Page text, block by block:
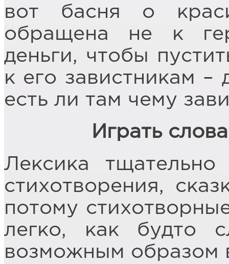
вот басня о
обращена не к
деньги, чтобы
к его завистникам –
есть ли там чему
Играть
Лексика
стихотворения,
потому
легко, как будто
возможным образом